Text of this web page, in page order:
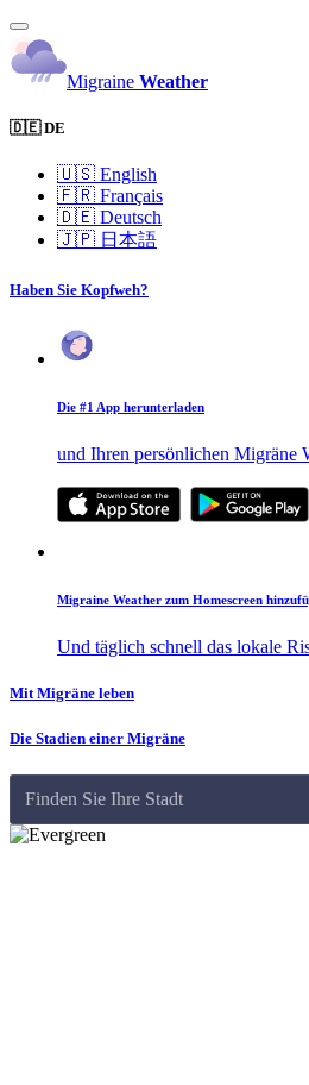
Migraine Weather
🇩🇪 DE
🇺🇸 English
🇫🇷 Français
🇩🇪 Deutsch
🇯🇵 日本語
Haben Sie Kopfweh?
Die #1 App herunterladen
und Ihren persönlichen Migräne
Migraine Weather zum Homescreen
Und täglich schnell das lokale
Mit Migräne leben
Die Stadien einer Migräne
Finden Sie Ihre Stadt